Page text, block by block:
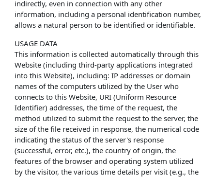
indirectly, even in connection with any other
information, including a personal identification number,
allows a natural person to be identified or identifiable.
USAGE DATA
This information is collected automatically through this
Website (including third-party applications integrated
into this Website), including: IP addresses or domain
names of the computers utilized by the User who
connects to this Website, URI (Uniform Resource
Identifier) ​​addresses, the time of the request, the
method utilized to submit the request to the server, the
size of the file received in response, the numerical code
indicating the status of the server's response
(successful, error, etc.), the country of origin, the
features of the browser and operating system utilized
by the visitor, the various time details per visit (e.g., the